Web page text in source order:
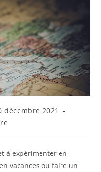
décembre 2021
à expérimenter en
vacances ou faire un